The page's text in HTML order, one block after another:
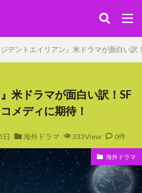
ジデントエイリアン』米ドラマが面白い
米ドラマが面白い訳！SF
メディに期待！
日 海外ドラマ 333View 0件
海外ドラマ